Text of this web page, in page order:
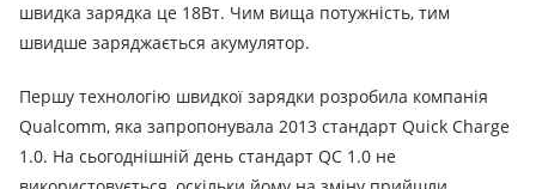
швидка зарядка це 18Вт. Чим вища потужність, тим
швидше заряджається акумулятор.
Першу технологію швидкої зарядки розробила компанія
Qualcomm, яка запропонувала 2013 стандарт Quick Charge
1.0. На сьогоднішній день стандарт QC 1.0 не